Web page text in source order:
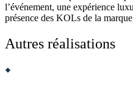
l’événement, une expérience
présence des KOLs de la
Autres réalisations